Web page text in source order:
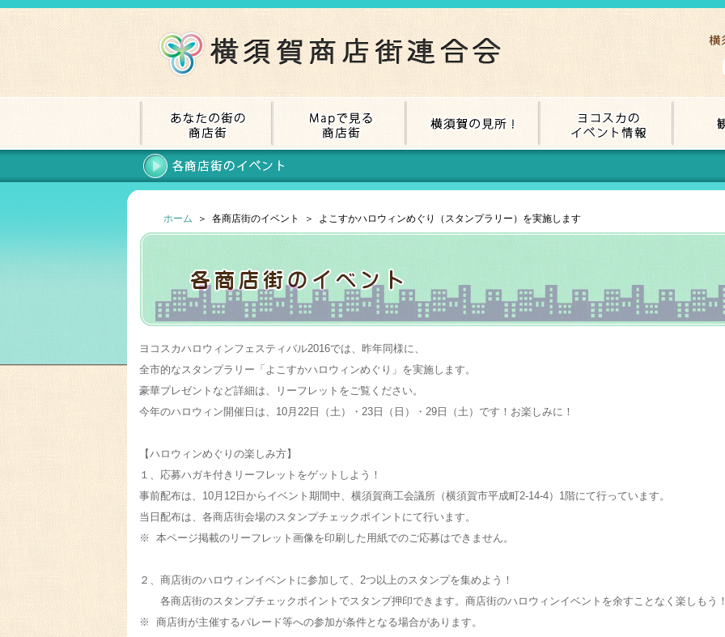
ホーム ＞ 各商店街のイベント ＞ よこすかハロウィンめぐり（スタンプラリー）を実施します
ヨコスカハロウィンフェスティバル2016では、昨年同様に、
全市的なスタンプラリー「よこすかハロウィンめぐり」を実施します。
豪華プレゼントなど詳細は、リーフレットをご覧ください。
今年のハロウィン開催日は、10月22日（土）・23日（日）・29日（土）です！お楽しみに！
【ハロウィンめぐりの楽しみ方】
１、応募ハガキ付きリーフレットをゲットしよう！
事前配布は、10月12日からイベント期間中、横須賀商工会議所（横須賀市平成町2-14-4）1階にて行っています。
当日配布は、各商店街会場のスタンプチェックポイントにて行います。
※ 本ページ掲載のリーフレット画像を印刷した用紙でのご応募はできません。
２、商店街のハロウィンイベントに参加して、2つ以上のスタンプを集めよう！
各商店街のスタンプチェックポイントでスタンプ押印できます。商店街のハロウィンイベントを余すことなく楽しもう
※ 商店街が主催するパレード等への参加が条件となる場合があります。